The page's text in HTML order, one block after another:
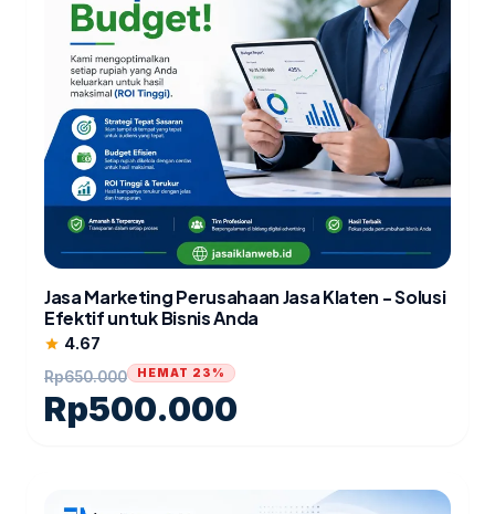
Jasa Marketing Perusahaan Jasa Klaten - Solusi
Efektif untuk Bisnis Anda
star 4.67
Rp650.000
Rp500.000
HEMAT 23%